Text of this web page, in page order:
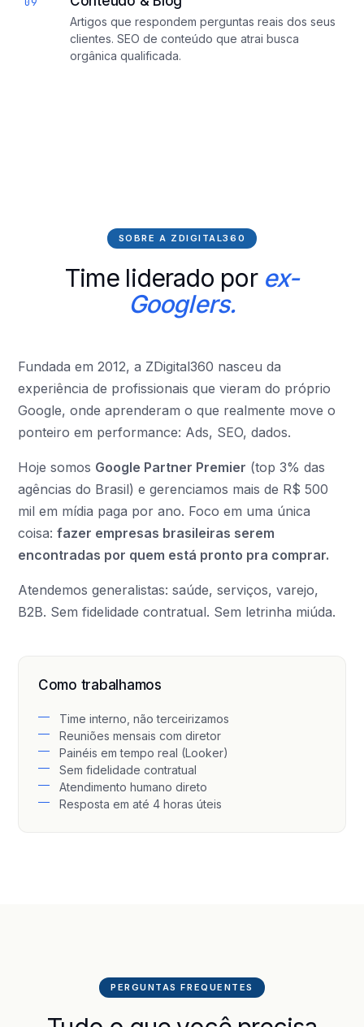
Artigos que respondem perguntas reais dos seus
clientes. SEO de conteúdo que atrai busca
orgânica qualificada.
SOBRE A ZDIGITAL360
Time liderado por ex-
Googlers.
Fundada em 2012, a ZDigital360 nasceu da
experiência de profissionais que vieram do próprio
Google, onde aprenderam o que realmente move o
ponteiro em performance: Ads, SEO, dados.
Hoje somos Google Partner Premier (top 3% das
agências do Brasil) e gerenciamos mais de R$ 500
mil em mídia paga por ano. Foco em uma única
coisa: fazer empresas brasileiras serem
encontradas por quem está pronto pra comprar.
Atendemos generalistas: saúde, serviços, varejo,
B2B. Sem fidelidade contratual. Sem letrinha miúda.
Como trabalhamos
Time interno, não terceirizamos
Reuniões mensais com diretor
Painéis em tempo real (Looker)
Sem fidelidade contratual
Atendimento humano direto
Resposta em até 4 horas úteis
PERGUNTAS FREQUENTES